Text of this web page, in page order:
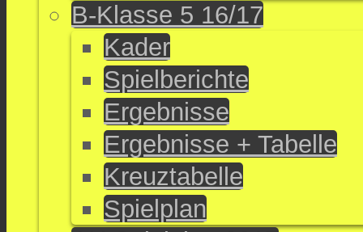
B-Klasse 5 16/17
Kader
Spielberichte
Ergebnisse
Ergebnisse + Tabelle
Kreuztabelle
Spielplan